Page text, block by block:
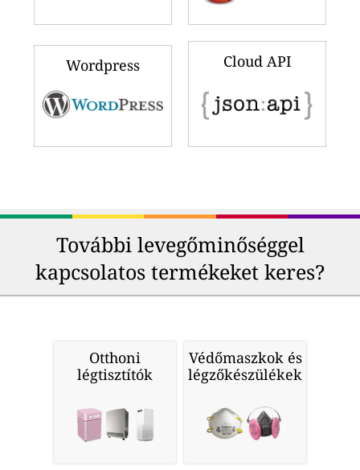
Wordpress Cloud API
További levegőminőséggel
kapcsolatos termékeket keres?
Otthoni
légtisztítók
Védőmaszkok és
légzőkészülékek